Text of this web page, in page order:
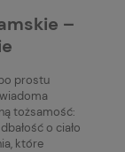
–
prostu
tożsamość:
o ciało
które